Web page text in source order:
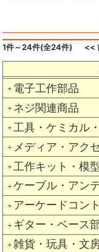
＋ 電子工作部品
＋ ネジ関連商品
＋ 工具・ケミカル
＋ メディア・アク
＋ 工作キット・模
＋ ケーブル・アン
＋ アーケードコン
＋ ギター・ベース
＋ 雑貨・玩具・文
1件～24件(全24件) <<